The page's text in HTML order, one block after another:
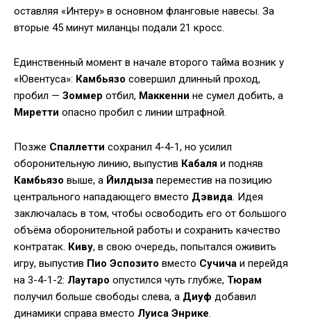
оставляя «Интеру» в основном фланговые навесы. За
вторые 45 минут миланцы подали 21 кросс.
Единственный момент в начале второго тайма возник у
«Ювентуса»: Камбьязо совершил длинный проход,
пробил — Зоммер отбил, Маккенни не сумел добить, а
Миретти опасно пробил с линии штрафной.
Позже Спаллетти сохранил 4-4-1, но усилил
оборонительную линию, выпустив Кабаля и подняв
Камбьязо выше, а Йилдыза переместив на позицию
центрального нападающего вместо Дэвида. Идея
заключалась в том, чтобы освободить его от большого
объёма оборонительной работы и сохранить качество
контратак. Киву, в свою очередь, попытался оживить
игру, выпустив Пио Эспозито вместо Сучича и перейдя
на 3-4-1-2: Лаутаро опустился чуть глубже, Тюрам
получил больше свободы слева, а Диуф добавил
динамики справа вместо Луиса Энрике.